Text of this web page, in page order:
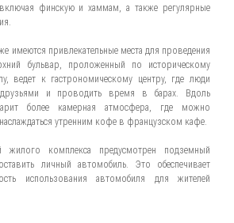
финскую и хаммам, а также регулярные
имеются привлекательные места для проведения
бульвар, проложенный по историческому
ведет к гастрономическому центру, где люди
друзьями и проводить время в барах. Вдоль
более камерная атмосфера, где можно
утренним кофе в французском кафе.
жилого комплекса предусмотрен подземный
личный автомобиль. Это обеспечивает
использования автомобиля для жителей